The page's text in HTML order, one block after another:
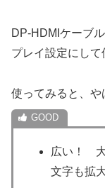
DP-HDMIケーブ
プレイ設定にして
使ってみると、や
広い！ 大
文字も拡